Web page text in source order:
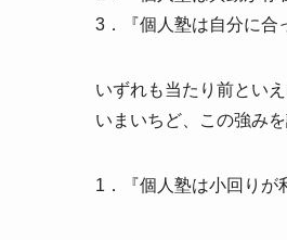
3．『個人塾は自分に合
いずれも当たり前とい
いまいちど、この強み
1．『個人塾は小回りが